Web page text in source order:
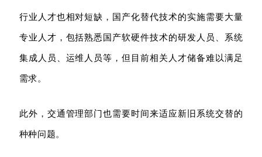
行业人才也相对短缺， 国产化替代技术的实施需要大量
专业人才，包括熟悉国产软硬件技术的研发人员、系统
集成 人员、运维人员等 ，但目前相关人才储备难以满足
需求。
此外，交通管理部门也需要时间来适应新旧系统交替的
种种问题。